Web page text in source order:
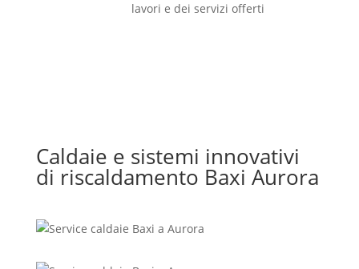
lavori e dei servizi offerti
Caldaie e sistemi innovativi
di riscaldamento Baxi Aurora